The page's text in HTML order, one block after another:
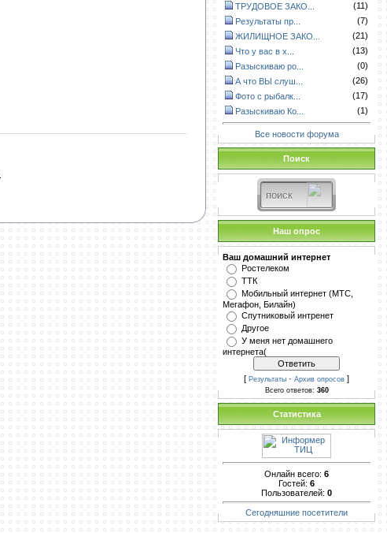
ТРУДОВОЕ ЗАКО...
(11)
Результаты пр...
(7)
ЖИЛИЩНОЕ ЗАКО...
(21)
Что у вас в х...
(13)
Разыскиваю ро...
(0)
А что ВЫ слуш...
(26)
Фото с рыбалк...
(17)
Разыскиваю Ко...
(1)
Все новости форума
Поиск
Наш опрос
Ваш домашний интернет
Ростелеком
ТТК
Мобильный интернет (МТС,
Мегафон, Билайн)
Спутниковый интренет
Другое
У меня нет домашнего
интернета(
[ Результаты · Архив опросов ]
Всего ответов: 360
Статистика
Онлайн всего: 6
Гостей: 6
Пользователей: 0
Сегодняшние посетители